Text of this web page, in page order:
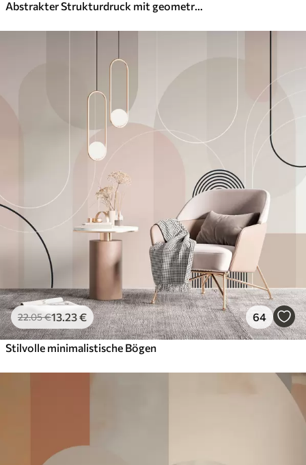
22.05€13 .23€ 64
Stilvolle minimalistische Bögen